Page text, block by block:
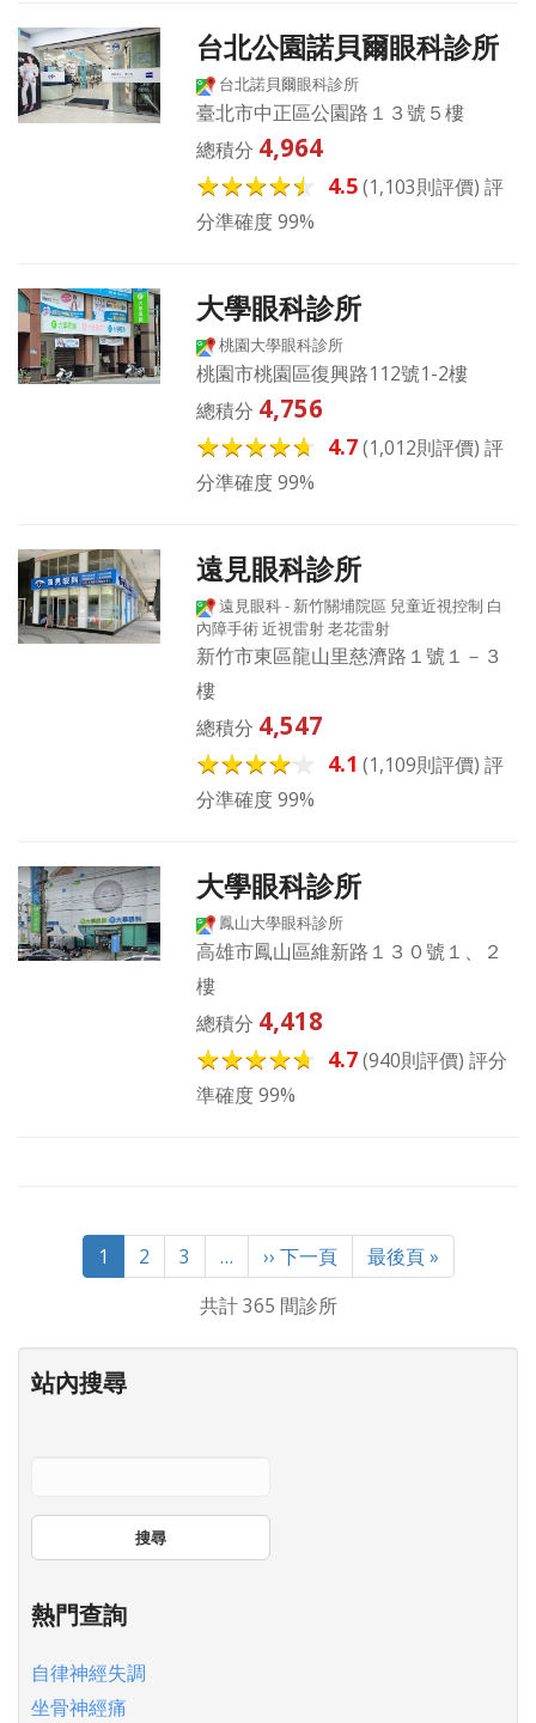
台北公園諾貝爾眼科診所
台北諾貝爾眼科診所
臺北市中正區公園路１３號５樓
總積分 4,964
4.5(1,103則評價) 評
分準確度 99%
大學眼科診所
桃園大學眼科診所
桃園市桃園區復興路112號1-2樓
總積分 4,756
4.7(1,012則評價) 評
分準確度 99%
遠見眼科診所
遠見眼科 - 新竹關埔院區 兒童近視控制 白
內障手術 近視雷射 老花雷射
新竹市東區龍山里慈濟路１號１－３
樓
總積分 4,547
4.1 (1,109則評價) 評
分準確度 99%
大學眼科診所
鳳山大學眼科診所
高雄市鳳山區維新路１３０號１、２
樓
總積分 4,418
4.7(940則評價) 評分
準確度 99%
Pagination
目
前
1 Page
2 Page
3 …
下
一
頁
›› 下一頁
Last
page
最後頁 »
共計 365 間診所
站內搜尋
搜尋
熱門查詢
自律神經失調
坐骨神經痛